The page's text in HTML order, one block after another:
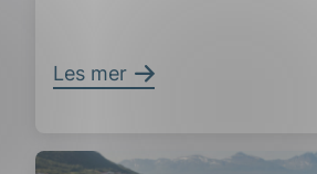
Les mer